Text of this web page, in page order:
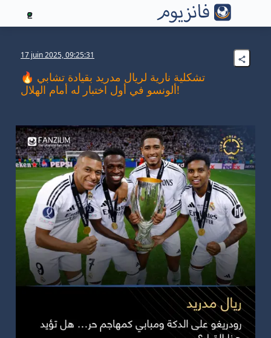
2
17 juin 2025, 09:25:31
🔥 تشكلية نارية لريال مدريد بقيادة تشابي
ألونسو في أول اختبار له أمام الهلال!